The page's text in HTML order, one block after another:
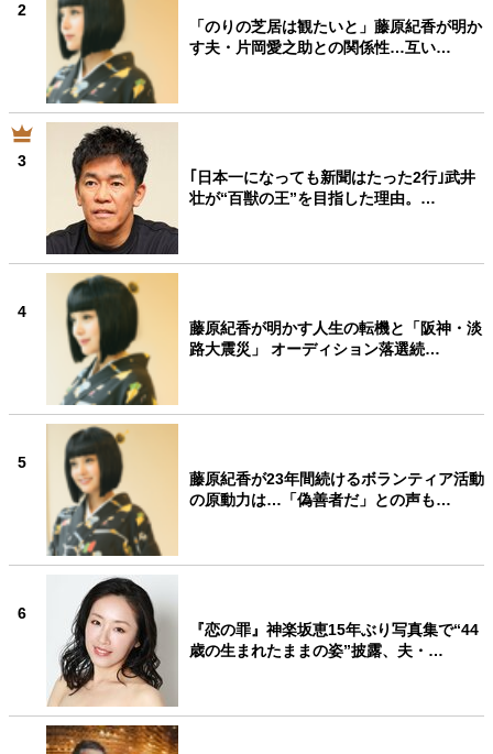
2
「のりの芝居は観たいと」藤原紀香が明か
す夫・片岡愛之助との関係性…互い…
3
｢日本一になっても新聞はたった2行｣武井
壮が“百獣の王”を目指した理由。…
4
藤原紀香が明かす人生の転機と「阪神・淡
路大震災」 オーディション落選続…
5
藤原紀香が23年間続けるボランティア活動
の原動力は…「偽善者だ」との声も…
6
『恋の罪』神楽坂恵15年ぶり写真集で“44
歳の生まれたままの姿”披露、夫・…